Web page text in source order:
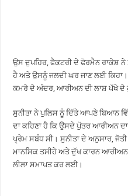
ਉਸ ਦੁਪਹਿਰ, ਫੈਕਟਰੀ ਦੇ ਫੋਰਮੈਨ ਰਾਕੇਸ਼ ਨੇ
ਹੈ ਅਤੇ ਉਸਨੂੰ ਜਲਦੀ ਘਰ ਜਾਣ ਲਈ ਕਿਹਾ।
ਕਮਰੇ ਦੇ ਅੰਦਰ, ਆਰੀਅਨ ਦੀ ਲਾਸ਼ ਪੱਖੇ ਦੇ
ਸੁਨੀਤਾ ਨੇ ਪੁਲਿਸ ਨੂੰ ਦਿੱਤੇ ਆਪਣੇ ਬਿਆਨ
ਦਾ ਕਹਿਣਾ ਹੈ ਕਿ ਉਸਦੇ ਪੁੱਤਰ ਆਰੀਅਨ
ਪ੍ਰੇਮ ਸਬੰਧ ਸੀ। ਸੁਨੀਤਾ ਦੇ ਅਨੁਸਾਰ,
ਮਾਨਸਿਕ ਤਸੀਹੇ ਅਤੇ ਦੁੱਖ ਕਾਰਨ
ਲੀਲਾ ਸਮਾਪਤ ਕਰ ਲਈ।